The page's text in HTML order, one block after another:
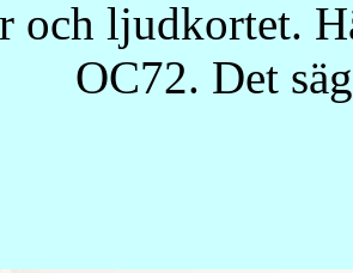
och ljudkortet.
OC72. Det